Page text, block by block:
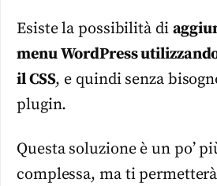
Esiste la possibilità di
menu WordPress
il CSS, e quindi senza
plugin.
Questa soluzione è un po’
complessa, ma ti